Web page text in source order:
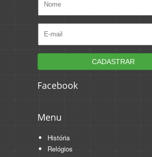
Facebook
Menu
História
Relógios